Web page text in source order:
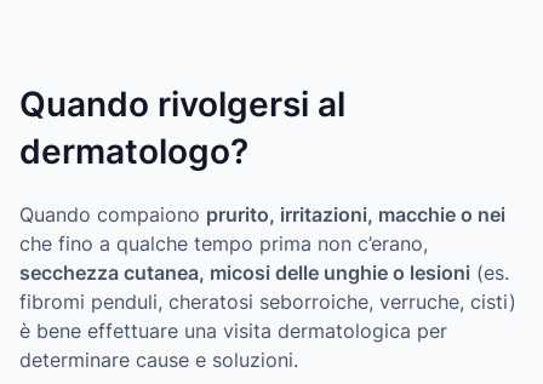
Quando rivolgersi al
dermatologo?
Quando compaiono prurito, irritazioni, macchie o nei
che fino a qualche tempo prima non c’erano,
secchezza cutanea, micosi delle unghie o lesioni (es.
fibromi penduli, cheratosi seborroiche, verruche, cisti)
è bene effettuare una visita dermatologica per
determinare cause e soluzioni.